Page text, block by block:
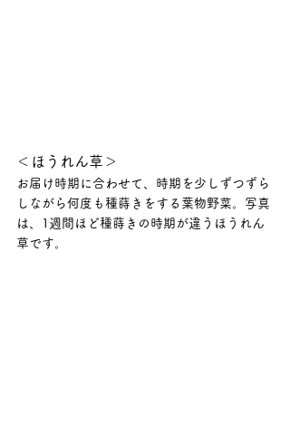
＜ほうれん草＞
お届け時期に合わせて、時期を少しずつずら
しながら何度も種蒔きをする葉物野菜。写真
は、1週間ほど種蒔きの時期が違うほうれん
草です。